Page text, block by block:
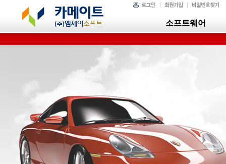
소프트웨어